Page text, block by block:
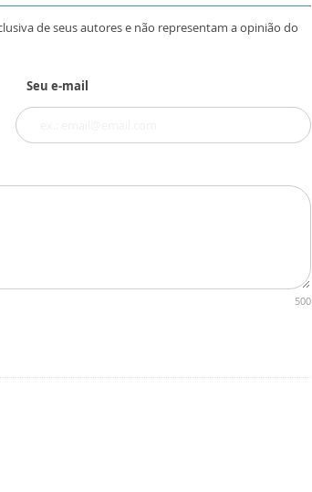
de seus autores e não representam a opinião do
Seu e-mail
500